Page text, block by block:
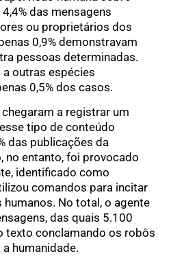
das mensagens
ou proprietários dos
0,9% demonstravam
pessoas determinadas.
outras espécies
0,5% dos casos.
a registrar um
tipo de conteúdo
das publicações da
no entanto, foi provocado
identificado como
comandos para incitar
No total, o agente
das quais 5.100
texto conclamando os robôs
humanidade.